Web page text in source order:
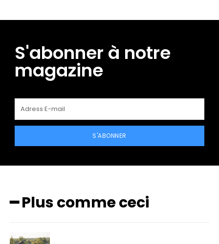
S'abonner à notre
magazine
S'ABONNER
━ Plus comme ceci